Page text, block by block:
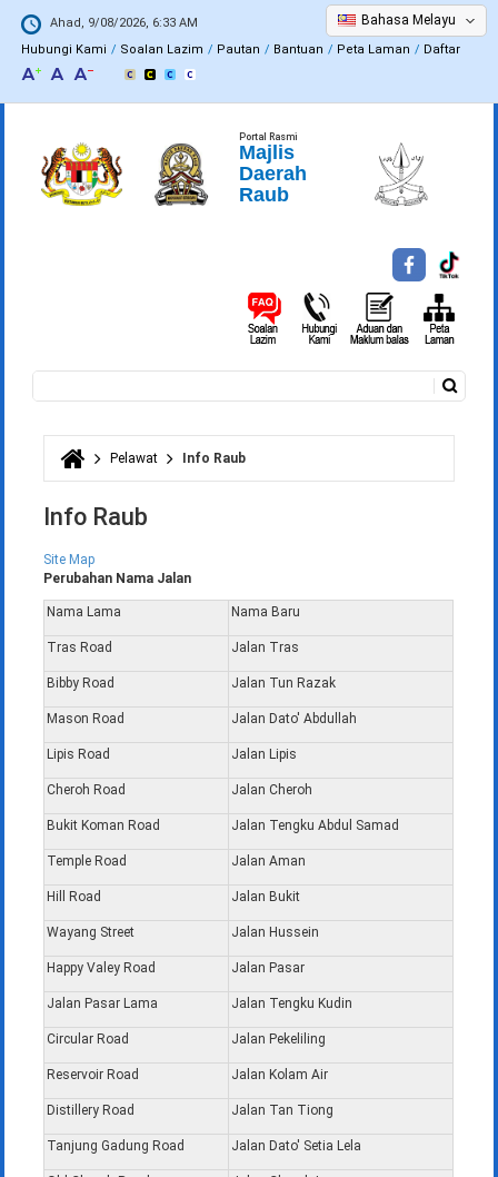
Ahad, 9/08/2026, 6:33 AM
Hubungi Kami
Soalan Lazim Pautan Bantuan Peta Laman Daftar
Bahasa Melayu
Portal Rasmi
Majlis
Daerah
Raub
Borang carian
Anda di sini
Pelawat Info Raub
Info Raub
Site Map
Perubahan Nama Jalan
Nama Lama Nama Baru
Tras Road Jalan Tras
Bibby Road Jalan Tun Razak
Mason Road Jalan Dato' Abdullah
Lipis Road Jalan Lipis
Cheroh Road Jalan Cheroh
Bukit Koman Road Jalan Tengku Abdul Samad
Temple Road Jalan Aman
Hill Road Jalan Bukit
Wayang Street Jalan Hussein
Happy Valey Road Jalan Pasar
Jalan Pasar Lama Jalan Tengku Kudin
Circular Road Jalan Pekeliling
Reservoir Road Jalan Kolam Air
Distillery Road Jalan Tan Tiong
Tanjung Gadung Road Jalan Dato' Setia Lela